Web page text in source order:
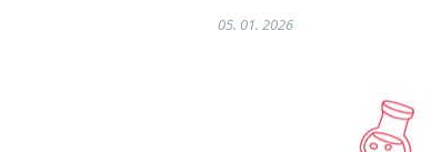
05. 01. 2026